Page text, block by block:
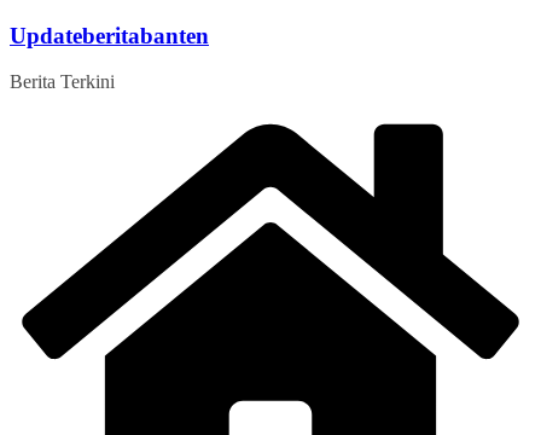
Skip
content
Updateberitabanten
Berita Terkini